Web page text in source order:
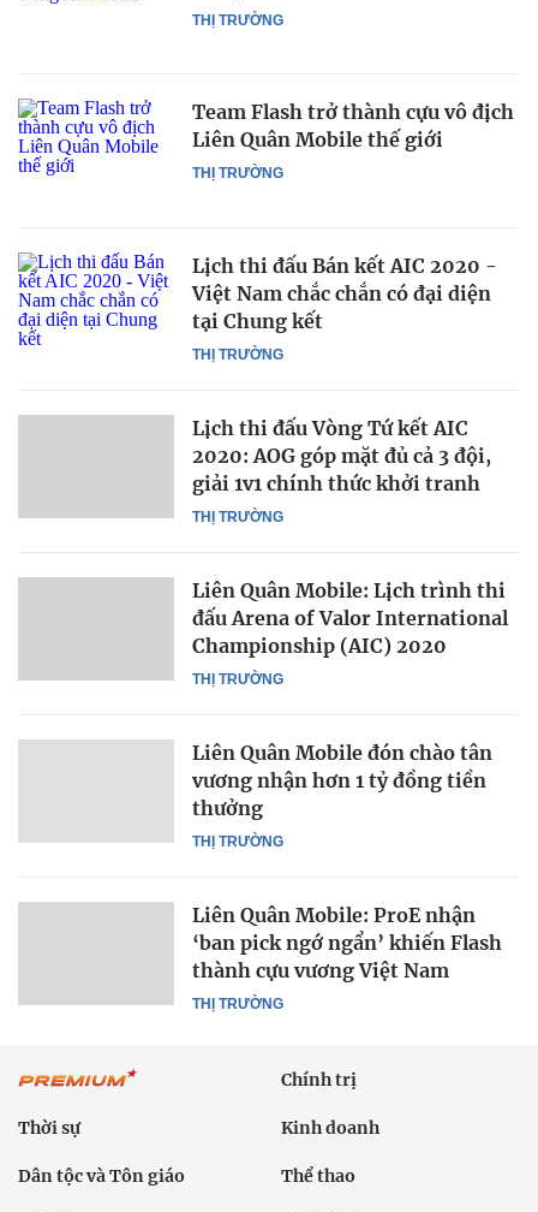
THỊ TRƯỜNG
THỊ TRƯỜNG
Team Flash trở thành cựu vô địch
Liên Quân Mobile thế giới
THỊ TRƯỜNG
Lịch thi đấu Bán kết AIC 2020 -
Việt Nam chắc chắn có đại diện
tại Chung kết
THỊ TRƯỜNG
Lịch thi đấu Vòng Tứ kết AIC
2020: AOG góp mặt đủ cả 3 đội,
giải 1v1 chính thức khởi tranh
THỊ TRƯỜNG
Liên Quân Mobile: Lịch trình thi
đấu Arena of Valor International
Championship (AIC) 2020
THỊ TRƯỜNG
Liên Quân Mobile đón chào tân
vương nhận hơn 1 tỷ đồng tiền
thưởng
THỊ TRƯỜNG
Liên Quân Mobile: ProE nhận
‘ban pick ngớ ngẩn’ khiến Flash
thành cựu vương Việt Nam
Chính trị
Thời sự Kinh doanh
Dân tộc và Tôn giáo Thể thao